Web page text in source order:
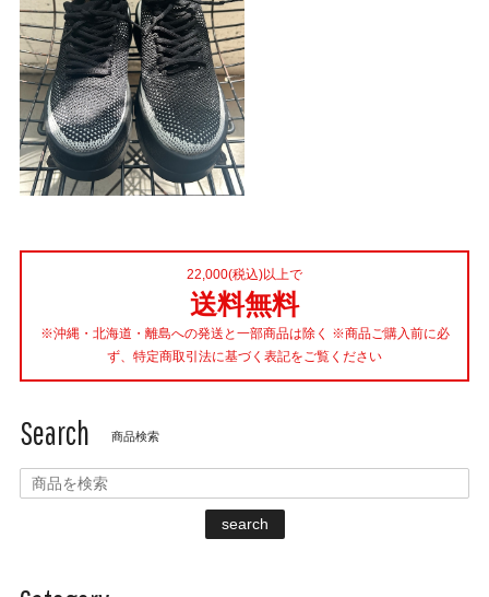
22,000(税込)以上で
送料無料
※沖縄・北海道・離島への発送と一部商品は除く ※商品ご購入前に必
ず、特定商取引法に基づく表記をご覧ください
Search 商品検索
search